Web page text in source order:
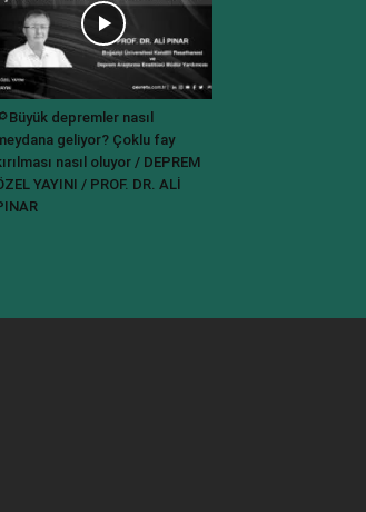
depremler nasıl
geliyor? Çoklu fay
nasıl oluyor / DEPREM
YAYINI / PROF. DR. ALİ